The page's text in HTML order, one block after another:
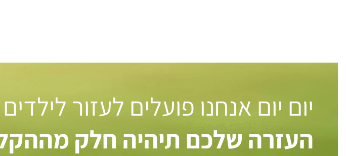
יום יום אנחנו פועלים לעזור
העזרה שלכם תיהיה חלק